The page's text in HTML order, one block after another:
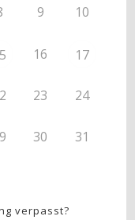
9 10
16 17
23 24
30 31
verpasst?